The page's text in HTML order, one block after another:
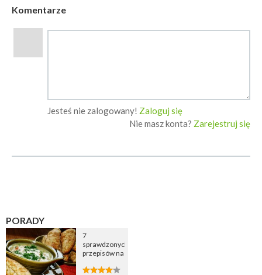
Komentarze
Jesteś nie zalogowany! Zaloguj się
Nie masz konta? Zarejestruj się
PORADY
7
sprawdzonych
przepisów na
cebulową